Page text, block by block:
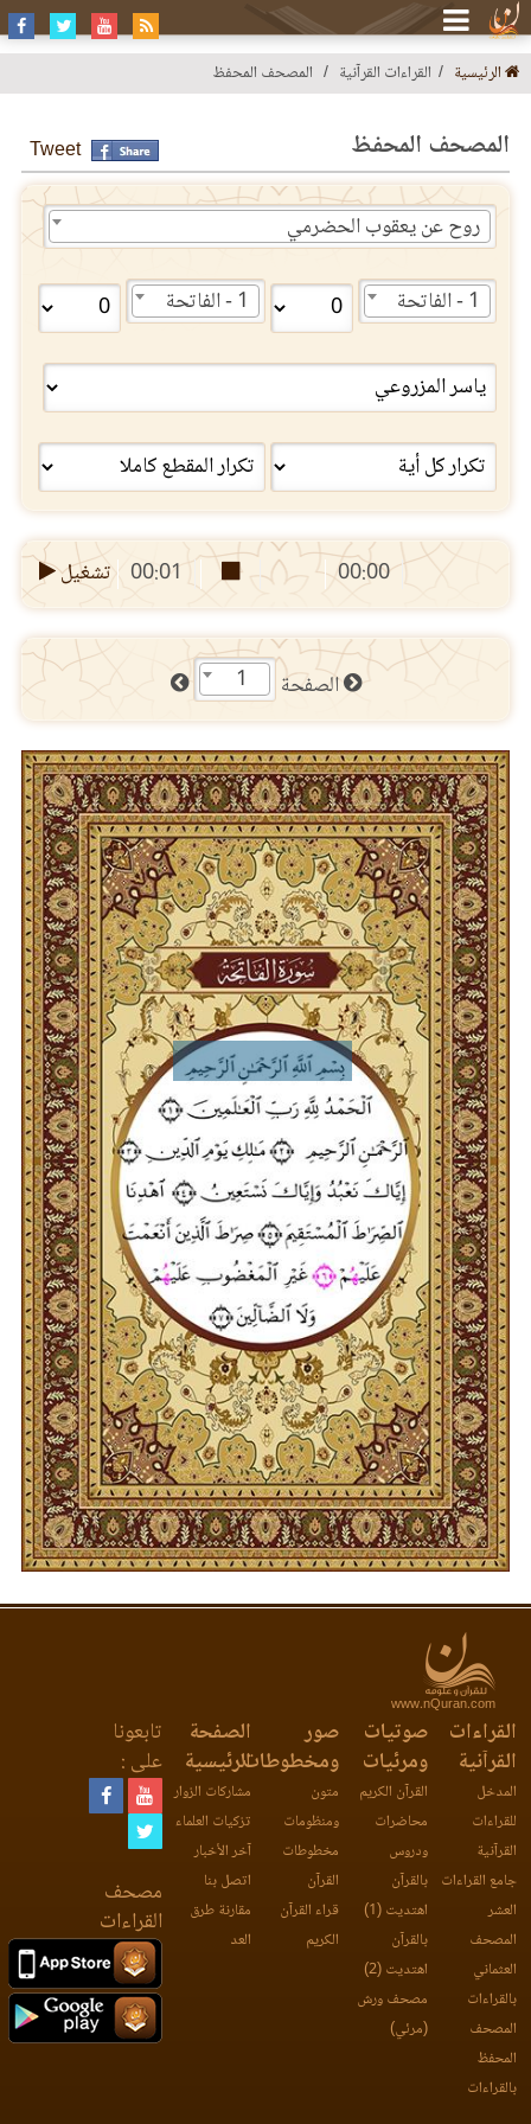
الرئيسية القراءات القرآنية المصحف المحفظ
المصحف المحفظ Tweet
روح عن يعقوب الحضرمي
1 - الفاتحة 1 - الفاتحة
00:00
00:01 تشغيل
الصفحة 1
www.nQuran.com
القراءات
القرآنية
المدخل
للقراءات
القرآنية
جامع القراءات
العشر
المصحف
العثماني
بالقراءات
المصحف
المحفظ
بالقراءات
صوتيات
ومرئيات
القرآن الكريم
محاضرات
ودروس
بالقرآن
اهتديت (1)
بالقرآن
اهتديت (2)
مصحف ورش
(مرئي)
صور
ومخطوطات
متون
ومنظومات
مخطوطات
القرآن
قراء القرآن
الكريم
الصفحة
الرئيسية
مشاركات الزوار
تزكيات العلماء
آخر الأخبار
اتصل بنا
مقارنة طرق
العد
تابعونا
على :
مصحف
القراءات